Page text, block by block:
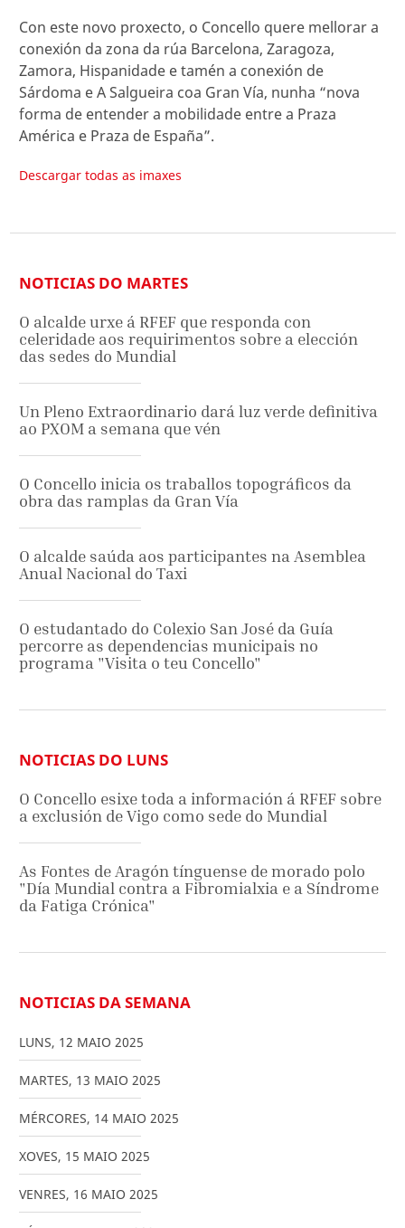
Con este novo proxecto, o Concello quere mellorar a
conexión da zona da rúa Barcelona, Zaragoza,
Zamora, Hispanidade e tamén a conexión de
Sárdoma e A Salgueira coa Gran Vía, nunha “nova
forma de entender a mobilidade entre a Praza
América e Praza de España”.
Descargar todas as imaxes
NOTICIAS DO MARTES
O alcalde urxe á RFEF que responda con
celeridade aos requirimentos sobre a elección
das sedes do Mundial
Un Pleno Extraordinario dará luz verde definitiva
ao PXOM a semana que vén
O Concello inicia os traballos topográficos da
obra das ramplas da Gran Vía
O alcalde saúda aos participantes na Asemblea
Anual Nacional do Taxi
O estudantado do Colexio San José da Guía
percorre as dependencias municipais no
programa "Visita o teu Concello"
NOTICIAS DO LUNS
O Concello esixe toda a información á RFEF sobre
a exclusión de Vigo como sede do Mundial
As Fontes de Aragón tínguense de morado polo
"Día Mundial contra a Fibromialxia e a Síndrome
da Fatiga Crónica"
NOTICIAS DA SEMANA
LUNS, 12 MAIO 2025
MARTES, 13 MAIO 2025
MÉRCORES, 14 MAIO 2025
XOVES, 15 MAIO 2025
VENRES, 16 MAIO 2025